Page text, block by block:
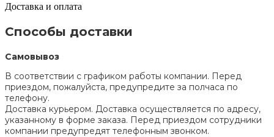
Доставка и оплата
Способы доставки
Самовывоз
В соответствии с графиком работы компании. Перед
приездом, пожалуйста, предупредите за полчаса по
телефону.
Доставка курьером. Доставка осуществляется по адресу,
указанному в форме заказа. Перед приездом сотрудники
компании предупредят телефонным звонком.